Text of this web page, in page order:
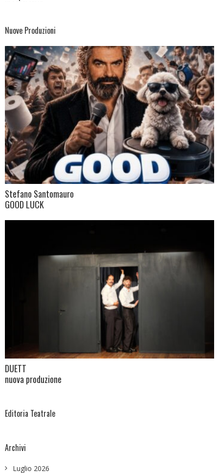
Nuove Produzioni
Stefano Santomauro
GOOD LUCK
DUETT
nuova produzione
Editoria Teatrale
Archivi
Luglio 2026